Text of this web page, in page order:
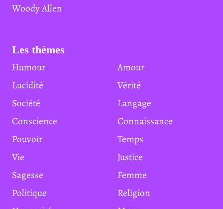
Woody Allen
Les thèmes
Humour
Amour
Lucidité
Vérité
Société
Langage
Conscience
Connaissance
Pouvoir
Temps
Vie
Justice
Sagesse
Femme
Politique
Religion